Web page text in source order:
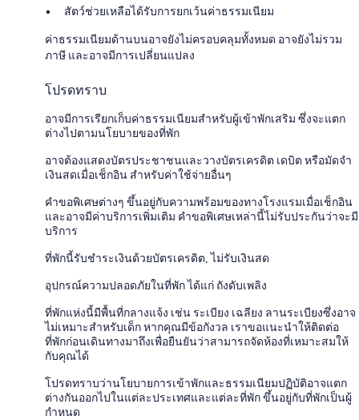
สัตว์ช่วยเหลือได้รับการยกเว้นค่าธรรมเนียม
ค่าธรรมเนียมด้านบนอาจยังไม่ครอบคลุมทั้งหมด อาจยังไม่รวม
ภาษี และอาจมีการเปลี่ยนแปลง
โปรดทราบ
อาจมีการเรียกเก็บค่าธรรมเนียมสำหรับผู้เข้าพักเสริม ซึ่งจะแตก
ต่างไปตามนโยบายของที่พัก
อาจต้องแสดงบัตรประชาชนและวางบัตรเครดิต เดบิต หรือมัดจำ
เงินสดเมื่อเช็กอิน สำหรับค่าใช้จ่ายอื่นๆ
คำขอพิเศษต่างๆ ขึ้นอยู่กับความพร้อมของทางโรงแรมเมื่อเช็กอิน
และอาจมีค่าบริการเพิ่มเติม คำขอพิเศษเหล่านี้ไม่รับประกันว่าจะมี
บริการ
ที่พักนี้รับชำระเงินด้วยบัตรเครดิต, ไม่รับเงินสด
อุปกรณ์ความปลอดภัยในที่พัก ได้แก่ ถังดับเพลิง
ที่พักแห่งนี้มีพื้นที่กลางแจ้ง เช่น ระเบียง เฉลียง ลานระเบียงซึ่งอาจ
ไม่เหมาะสำหรับเด็ก หากคุณมีข้อกังวล เราขอแนะนำให้ติดต่อ
ที่พักก่อนเดินทางมาถึงเพื่อยืนยันว่าสามารถจัดห้องที่เหมาะสมให้
กับคุณได้
โปรดทราบว่านโยบายการเข้าพักและธรรมเนียมปฏิบัติอาจแตก
ต่างกันออกไปในแต่ละประเทศและแต่ละที่พัก ขึ้นอยู่กับที่พักเป็นผู้
กำหนด